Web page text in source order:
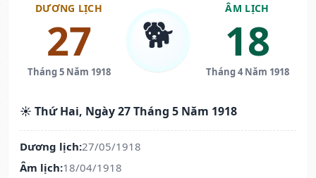
DƯƠNG LỊCH
27
Tháng 5 Năm 1918
🐕
ÂM LỊCH
18
Tháng 4 Năm 1918
☀️ Thứ Hai, Ngày 27 Tháng 5 Năm 1918
Dương lịch:27/05/1918
Âm lịch:18/04/1918